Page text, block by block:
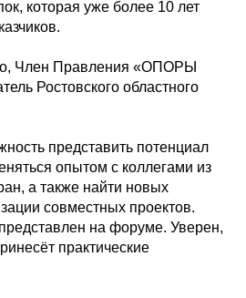
которая уже более 10 лет
Член Правления «ОПОРЫ
Ростовского областного
представить потенциал
опытом с коллегами из
а также найти новых
совместных проектов.
на форуме. Уверен,
практические